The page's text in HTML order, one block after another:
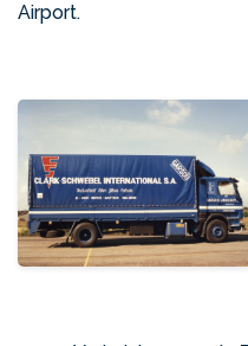
Airport.